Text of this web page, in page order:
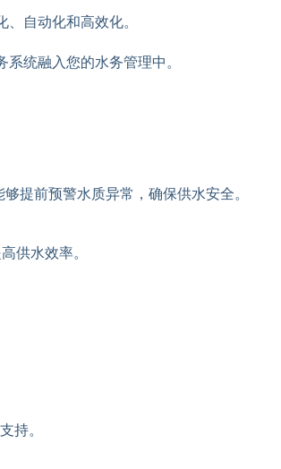
自动化和高效化。
统融入您的水务管理中。
提前预警水质异常，确保供水安全。
供水效率。
持。